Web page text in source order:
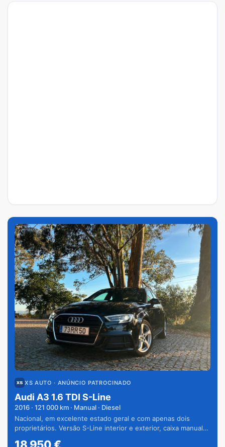
XS AUTO · ANÚNCIO PATROCINADO
Audi A3 1.6 TDI S-Line
2016 · 121 000 km · Manual · Diesel
Nacional, em excelente estado geral e com apenas dois
proprietários. Versão S-Line interior e exterior, caixa manual